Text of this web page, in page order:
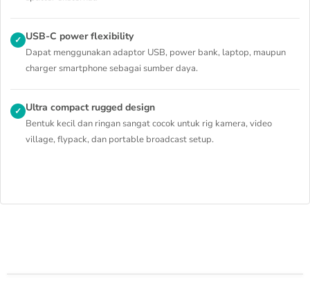
✓ USB-C power flexibility
Dapat menggunakan adaptor USB, power bank, laptop, maupun
charger smartphone sebagai sumber daya.
✓ Ultra compact rugged design
Bentuk kecil dan ringan sangat cocok untuk rig kamera, video
village, flypack, dan portable broadcast setup.